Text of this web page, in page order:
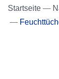
Startseite